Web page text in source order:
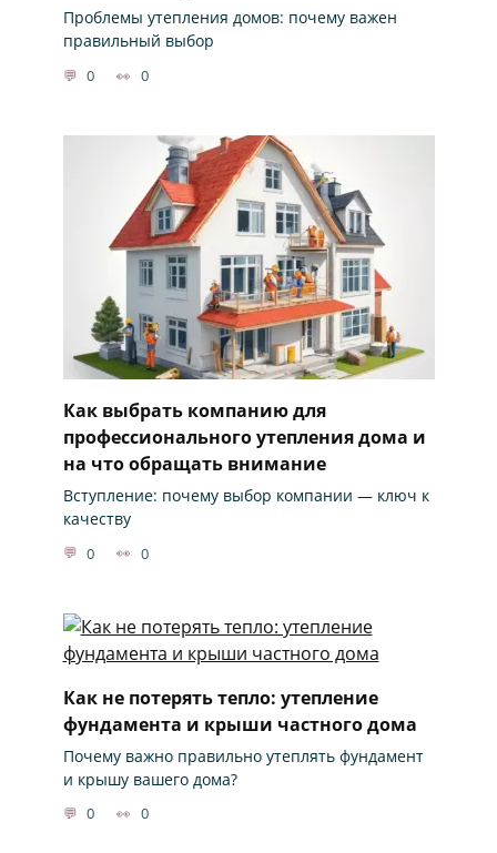
Проблемы утепления домов: почему важен
правильный выбор
0 0
Как выбрать компанию для
профессионального утепления дома и
на что обращать внимание
Вступление: почему выбор компании — ключ к
качеству
0 0
Как не потерять тепло: утепление
фундамента и крыши частного дома
Почему важно правильно утеплять фундамент
и крышу вашего дома?
0 0